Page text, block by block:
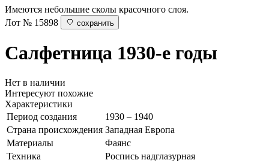
Имеются небольшие сколы красочного слоя.
Лот № 15898
сохранить
Салфетница 1930-е годы
Нет в наличии
Интересуют похожие
Характеристики
Период создания
1930 – 1940
Страна происхождения Западная Европа
Материалы
Фаянс
Техника
Роспись надглазурная